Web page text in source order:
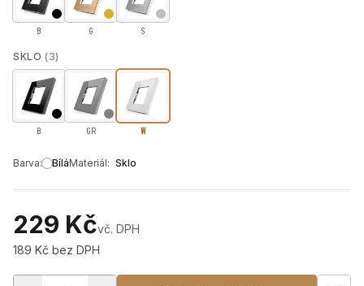
B G S
SKLO (3)
B GR W
Barva: BíláMateriál: Sklo
229 Kčvč. DPH
189 Kč bez DPH